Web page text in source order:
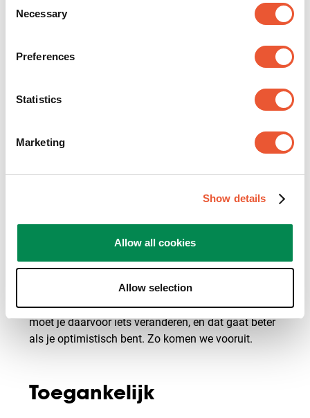
Selection
Necessary
Preferences
Statistics
Marketing
Show details
Allow all cookies
Allow selection
Positief denken en doen. Wij bekijken de wereld
opbouwend en zien vooral kansen. Voor problemen
en uitdagingen zoeken we een oplossing. Soms
moet je daarvoor iets veranderen, en dat gaat beter
als je optimistisch bent. Zo komen we vooruit.
Toegankelijk